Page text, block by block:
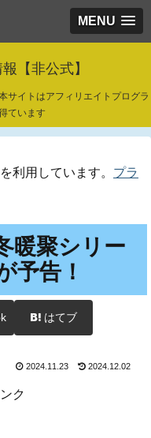
MENU
【非公式】
サイトはアフィリエイトプログラ
ています
利用しています。 プラ
暖聚シリー
予告！
はてブ
2024.11.23 2024.12.02
ク